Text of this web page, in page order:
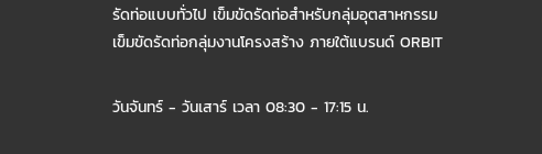
รัดท่อแบบทั่วไป เข็มขัดรัดท่อสำหรับกลุ่มอุตสาหกรรม
เข็มขัดรัดท่อกลุ่มงานโครงสร้าง ภายใต้แบรนด์ ORBIT
วันจันทร์ - วันเสาร์ เวลา 08:30 - 17:15 น.